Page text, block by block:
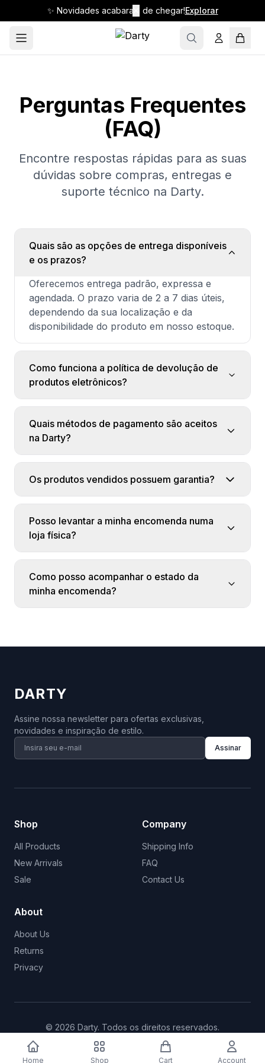
✨ Novidades acabaram de chegar!Explorar
Home Shop Cart Account
Perguntas Frequentes
(FAQ)
Encontre respostas rápidas para as suas
dúvidas sobre compras, entregas e
suporte técnico na Darty.
Quais são as opções de entrega disponíveis
e os prazos?
Oferecemos entrega padrão, expressa e
agendada. O prazo varia de 2 a 7 dias úteis,
dependendo da sua localização e da
disponibilidade do produto em nosso estoque.
Como funciona a política de devolução de
produtos eletrônicos?
Quais métodos de pagamento são aceitos
na Darty?
Os produtos vendidos possuem garantia?
Posso levantar a minha encomenda numa
loja física?
Como posso acompanhar o estado da
minha encomenda?
DARTY
Assine nossa newsletter para ofertas exclusivas,
novidades e inspiração de estilo.
Assinar
Shop
All Products
New Arrivals
Sale
Company
Shipping Info
FAQ
Contact Us
About
About Us
Returns
Privacy
© 2026 Darty. Todos os direitos reservados.